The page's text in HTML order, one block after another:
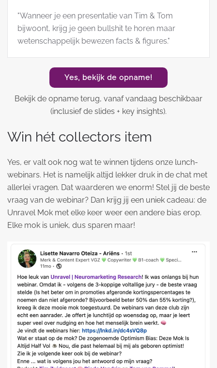
"Wanneer je een presentatie van Tim & Tom
bijwoont, krijg je geen bullshit te horen maar
wetenschappelijk bewezen facts & figures."
Yes, bekijk de opname!
Bekijk de opname terug, vanaf vandaag beschikbaar
(inclusief de slides + key insights).
Win hét collectors item
Yes, er valt ook nog wat te winnen tijdens onze lunch-
webinars. Het is namelijk altijd lekker druk in de chat met
allerlei vragen. Dat waarderen we enorm! Stel jij de beste
vraag van de webinar? Dan krijg jij een uniek cadeau: de
Unravel Mok met elke keer weer een andere bias erop.
Elke mok is uniek, dus sparen maar!